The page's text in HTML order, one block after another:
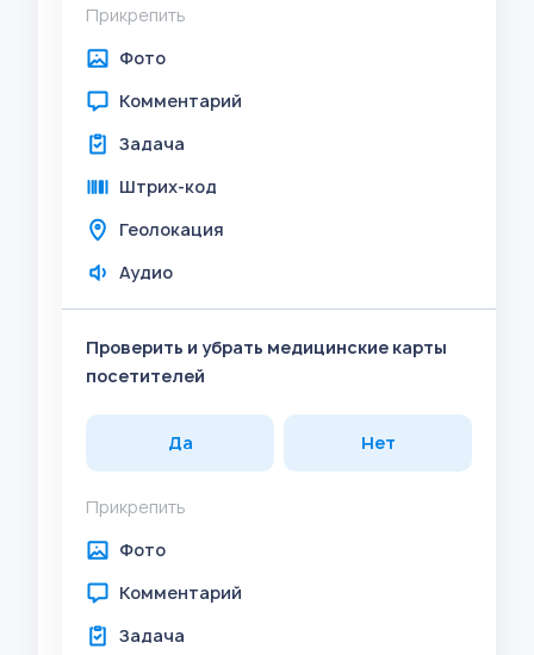
Прикрепить
Фото
Комментарий
Задача
Штрих-код
Геолокация
Аудио
Проверить и убрать медицинские карты
посетителей
Да Нет
Прикрепить
Фото
Комментарий
Задача